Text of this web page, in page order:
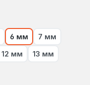
6 мм 7 мм
12 мм 13 мм